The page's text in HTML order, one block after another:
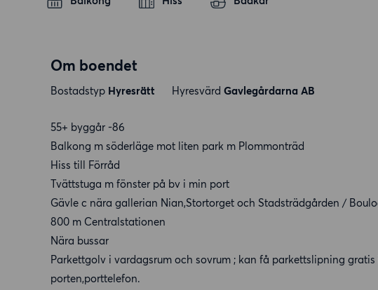
Om boendet
Bostadstyp Hyresrätt Hyresvärd Gavlegårdarna AB
55+ byggår -86
Balkong m söderläge mot liten park m Plommonträd
Hiss till Förråd
Tvättstuga m fönster på bv i min port
Gävle c nära gallerian Nian,Stortorget och Stadsträdgården /
800 m Centralstationen
Nära bussar
Parkettgolv i vardagsrum och sovrum ; kan få parkettslipning
porten,porttelefon.